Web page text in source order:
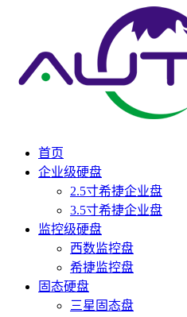
首页
企业级硬盘
2.5寸希捷企业盘
3.5寸希捷企业盘
监控级硬盘
西数监控盘
希捷监控盘
固态硬盘
三星固态盘